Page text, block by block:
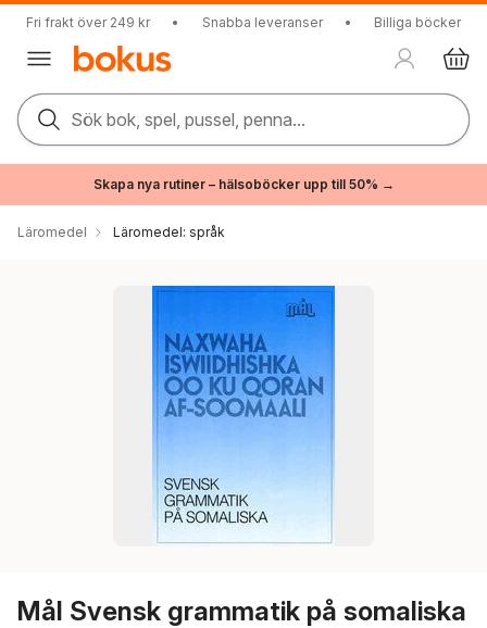
Fri frakt över 249 kr • Snabba leveranser • Billiga böcker
Sök bok, spel, pussel, penna...
Skapa nya rutiner – hälsoböcker upp till 50% →
Läromedel Läromedel: språk
Mål Svensk grammatik på somaliska